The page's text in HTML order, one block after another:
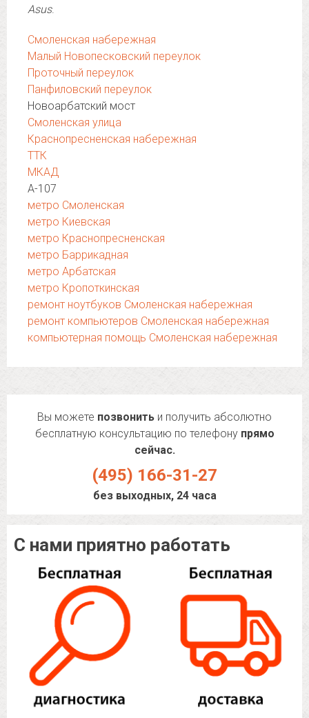
Asus.
Смоленская набережная
Малый Новопесковский переулок
Проточный переулок
Панфиловский переулок
Новоарбатский мост
Смоленская улица
Краснопресненская набережная
ТТК
МКАД
А-107
метро Смоленская
метро Киевская
метро Краснопресненская
метро Баррикадная
метро Арбатская
метро Кропоткинская
ремонт ноутбуков Смоленская набережная
ремонт компьютеров Смоленская набережная
компьютерная помощь Смоленская набережная
Вы можете позвонить и получить абсолютно
бесплатную консультацию по телефону прямо
сейчас.
(495) 166-31-27
без выходных, 24 часа
С нами приятно работать